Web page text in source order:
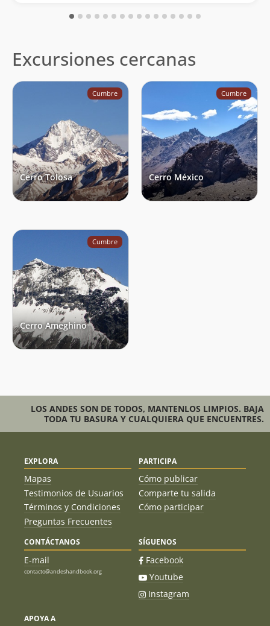
Sergio Vergara Gallo, Karen Vergara
Llanos, Alejandro Millan
23/01/11 Carlos Fouilloux
Christian Corssen
Pablo Wenborne
15/02/10
Beatriz Andrea Delgado Fonfach
10/02/10 Seba's Mosna
20/01/10
Eugenio Bret
Gonzalo Sayavedra
15/03/09 Rodrigo Vivanco
28/01/09
Diego Benitez
25/01/09
Expedición Vtr, Chile
16/01/09
Gerardo Aguirre Ojeda, Angel Aguirre
Ojeda, Claudio Aguirre Aguirre, Ivar
Alfonso Lemus
20/02/08
Edgar Betancourth, Edgar Rivera
06/01/08
15/12/07 Rui Rech
27/01/07
Andrea Dominguez, Jose Tomas Bravo,
Cruz
15/01/07
Francisco Bilbao
Andrés Martínez Montes
12/01/07
Excursiones cercanas
Cumbre
Cerro Tolosa
Cumbre
Cerro México
Cumbre
Cerro Ameghino
LOS ANDES SON DE TODOS, MANTENLOS LIMPIOS. BAJA
TODA TU BASURA Y CUALQUIERA QUE ENCUENTRES.
EXPLORA
Mapas
Testimonios de Usuarios
Términos y Condiciones
Preguntas Frecuentes
PARTICIPA
Cómo publicar
Comparte tu salida
Cómo participar
CONTÁCTANOS
E-mail
contacto@andeshandbook.org
SÍGUENOS
Facebook
Youtube
Instagram
APOYA A